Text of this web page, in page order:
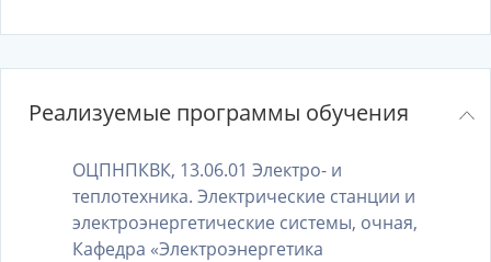
Реализуемые программы обучения
ОЦПНПКВК, 13.06.01 Электро- и
теплотехника. Электрические станции и
электроэнергетические системы, очная,
Кафедра «Электроэнергетика